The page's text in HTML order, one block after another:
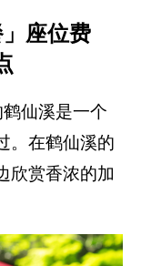
座位费
仙溪是一个
。在鹤仙溪的
欣赏香浓的加